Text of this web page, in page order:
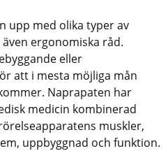
upp med olika typer av
ergonomiska råd.
eller
att i mesta möjliga mån
Naprapaten har
medicin kombinerad
muskler,
uppbyggnad och funktion.